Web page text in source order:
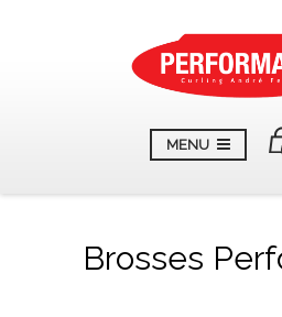
MENU
Brosses